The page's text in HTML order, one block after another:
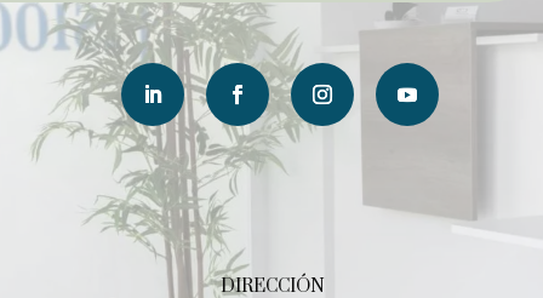
DIRECCIÓN